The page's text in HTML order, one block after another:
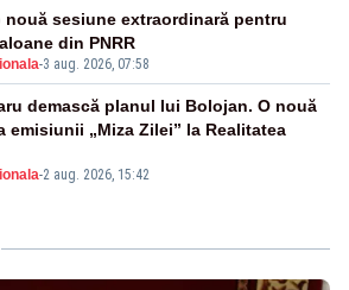
-3 aug. 2026, 07:58
nouă sesiune extraordinară pentru
din PNRR
-2 aug. 2026, 15:42
demască planul lui Bolojan. O nouă
emisiunii „Miza Zilei” la Realitatea